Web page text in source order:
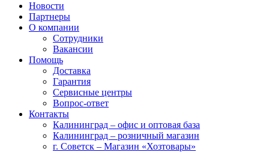
Новости
Партнеры
О компании
Сотрудники
Вакансии
Помощь
Доставка
Гарантия
Сервисные центры
Вопрос-ответ
Контакты
Калининград – офис и оптовая база
Калининград – розничный магазин
г. Советск – Магазин «Хозтовары»